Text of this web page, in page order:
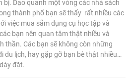
bị. Dạo quanh một vòng các nhà sách
thành phố bạn sẽ thấy rất nhiều các
việc mua sắm dụng cụ học tập và
bạn nên quan tâm thật nhiều và
thần. Các bạn sẽ không còn những
du lịch, hay gặp gỡ bạn bè thật nhiều…
đặt.